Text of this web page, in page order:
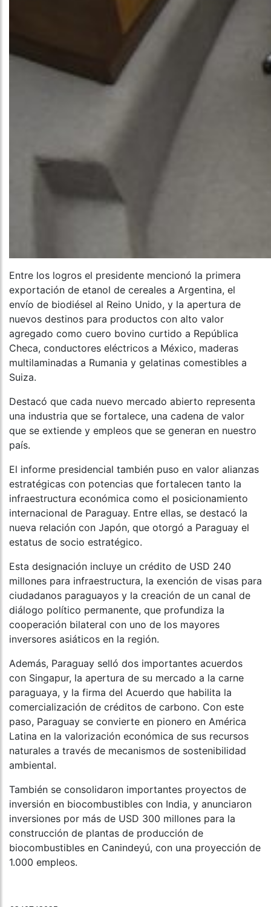
Entre los logros el presidente mencionó la primera
exportación de etanol de cereales a Argentina, el
envío de biodiésel al Reino Unido, y la apertura de
nuevos destinos para productos con alto valor
agregado como cuero bovino curtido a República
Checa, conductores eléctricos a México, maderas
multilaminadas a Rumania y gelatinas comestibles a
Suiza.
Destacó que cada nuevo mercado abierto representa
una industria que se fortalece, una cadena de valor
que se extiende y empleos que se generan en nuestro
país.
El informe presidencial también puso en valor alianzas
estratégicas con potencias que fortalecen tanto la
infraestructura económica como el posicionamiento
internacional de Paraguay. Entre ellas, se destacó la
nueva relación con Japón, que otorgó a Paraguay el
estatus de socio estratégico.
Esta designación incluye un crédito de USD 240
millones para infraestructura, la exención de visas para
ciudadanos paraguayos y la creación de un canal de
diálogo político permanente, que profundiza la
cooperación bilateral con uno de los mayores
inversores asiáticos en la región.
Además, Paraguay selló dos importantes acuerdos
con Singapur, la apertura de su mercado a la carne
paraguaya, y la firma del Acuerdo que habilita la
comercialización de créditos de carbono. Con este
paso, Paraguay se convierte en pionero en América
Latina en la valorización económica de sus recursos
naturales a través de mecanismos de sostenibilidad
ambiental.
También se consolidaron importantes proyectos de
inversión en biocombustibles con India, y anunciaron
inversiones por más de USD 300 millones para la
construcción de plantas de producción de
biocombustibles en Canindeyú, con una proyección de
1.000 empleos.